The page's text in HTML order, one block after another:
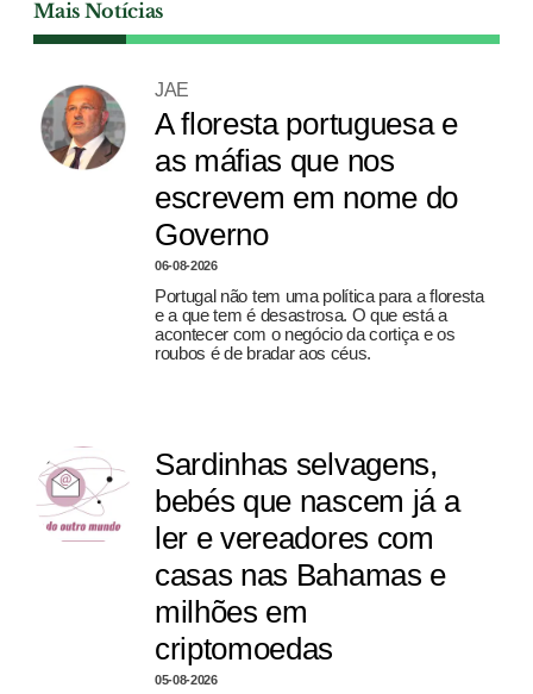
Mais Notícias
JAE
A floresta portuguesa e
as máfias que nos
escrevem em nome do
Governo
06-08-2026
Portugal não tem uma política para a floresta
e a que tem é desastrosa. O que está a
acontecer com o negócio da cortiça e os
roubos é de bradar aos céus.
Sardinhas selvagens,
bebés que nascem já a
ler e vereadores com
casas nas Bahamas e
milhões em
criptomoedas
05-08-2026